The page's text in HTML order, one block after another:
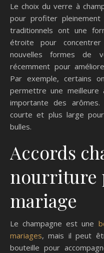
Le choix du verre à
pour profiter
traditionnels ont une
étroite pour
nouvelles formes de
récemment pour
Par exemple, certains
permettre une meilleure
importante des
courte et plus large
bulles.
Accords
nourriture
mariage
Le champagne est une
mariages, mais il peut
bouteille pour